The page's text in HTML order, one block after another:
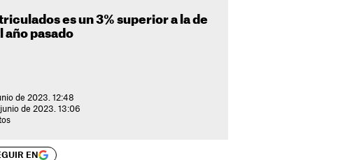
es un 3% superior a la de
año pasado
de 2023. 12:48
de 2023. 13:06
EN